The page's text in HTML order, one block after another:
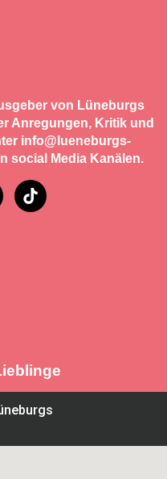
von Lüneburgs
Anregungen, Kritik und
info@lueneburgs-
social Media Kanälen.